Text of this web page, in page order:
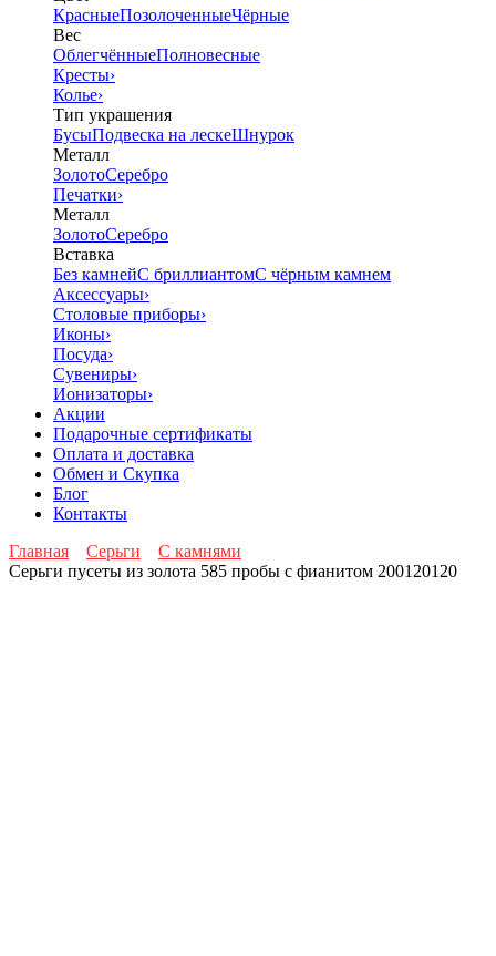
КрасныеПозолоченныеЧёрные
Вес
ОблегчённыеПолновесные
Кресты›
Колье›
Тип украшения
БусыПодвеска на лескеШнурок
Металл
ЗолотоСеребро
Печатки›
Металл
ЗолотоСеребро
Вставка
Без камнейС бриллиантомС чёрным камнем
Аксессуары›
Столовые приборы›
Иконы›
Посуда›
Сувениры›
Ионизаторы›
Акции
Подарочные сертификаты
Оплата и доставка
Обмен и Скупка
Блог
Контакты
Главная
Серьги
С камнями
Серьги пусеты из золота 585 пробы с фианитом 200120120